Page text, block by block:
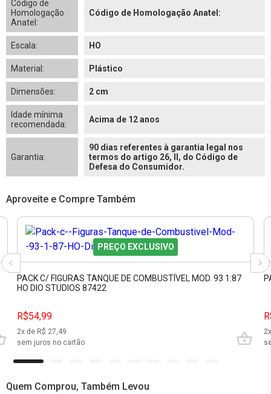
Código de
Homologação
Anatel:
Código de Homologação Anatel:
Escala: HO
Material: Plástico
Dimensões: 2 cm
Idade mínima
recomendada:
Acima de 12 anos
Garantia:
90 dias referentes à garantia legal nos
termos do artigo 26, II, do Código de
Defesa do Consumidor.
Aproveite e Compre Também
PREÇO EXCLUSIVO
PACK C/ FIGURAS TANQUE DE COMBUSTÍVEL MOD. 93 1:87
HO DIO STUDIOS 87422
R$54,99
2x de R$ 27,49
sem juros no cartão
2
Quem Comprou, Também Levou